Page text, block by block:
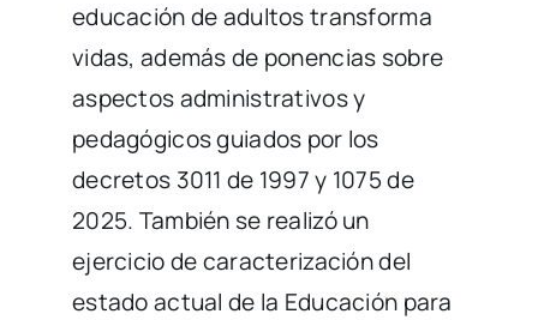
educación de adultos transforma
vidas, además de ponencias sobre
aspectos administrativos y
pedagógicos guiados por los
decretos 3011 de 1997 y 1075 de
2025. También se realizó un
ejercicio de caracterización del
estado actual de la Educación para